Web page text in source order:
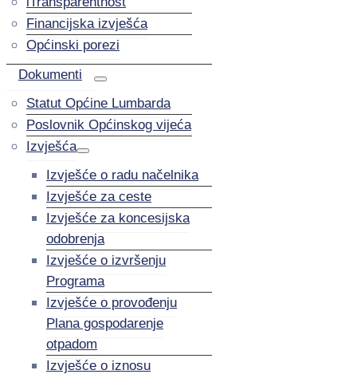
Financijska izvješća
Općinski porezi
Dokumenti
Statut Općine Lumbarda
Poslovnik Općinskog vijeća
Izvješća
Izvješće o radu načelnika
Izvješće za ceste
Izvješće za koncesijska
odobrenja
Izvješće o izvršenju
Programa
Izvješće o provođenju
Plana gospodarenje
otpadom
Izvješće o iznosu